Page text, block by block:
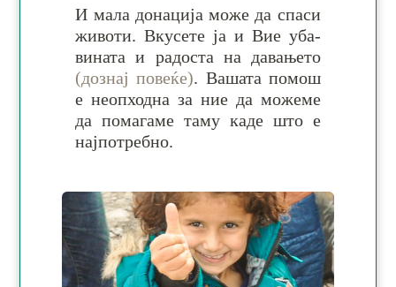
И ма­ла до­на­ци­ја мо­же да спа­си
жи­во­ти. Вку­се­те ја и Вие уба­
ви­на­та и ра­дос­та на да­ва­ње­то
(дознај повеќе). Ва­ша­та по­мош
е не­оп­ход­на за ние да мо­же­ме
да по­ма­га­ме та­му ка­де што е
нај­по­тре­бно.